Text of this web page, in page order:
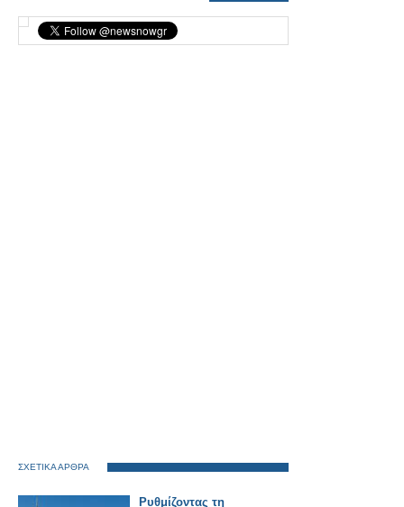
ΣΧΕΤΙΚΑ ΑΡΘΡΑ
Ρυθμίζοντας τη